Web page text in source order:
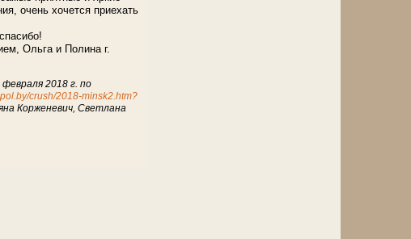
очень хочется приехать
Ольга и Полина г.
2018 г. по
crush/2018-minsk2.htm?
Корженевич, Светлана